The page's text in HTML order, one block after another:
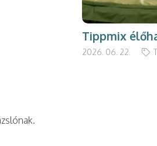
Tippmix
2026. 06. 22.